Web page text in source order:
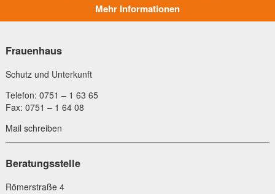
Mehr Informationen
Frauenhaus
Schutz und Unterkunft
Telefon: 0751 – 1 63 65
Fax: 0751 – 1 64 08
Mail schreiben
Beratungsstelle
Römerstraße 4